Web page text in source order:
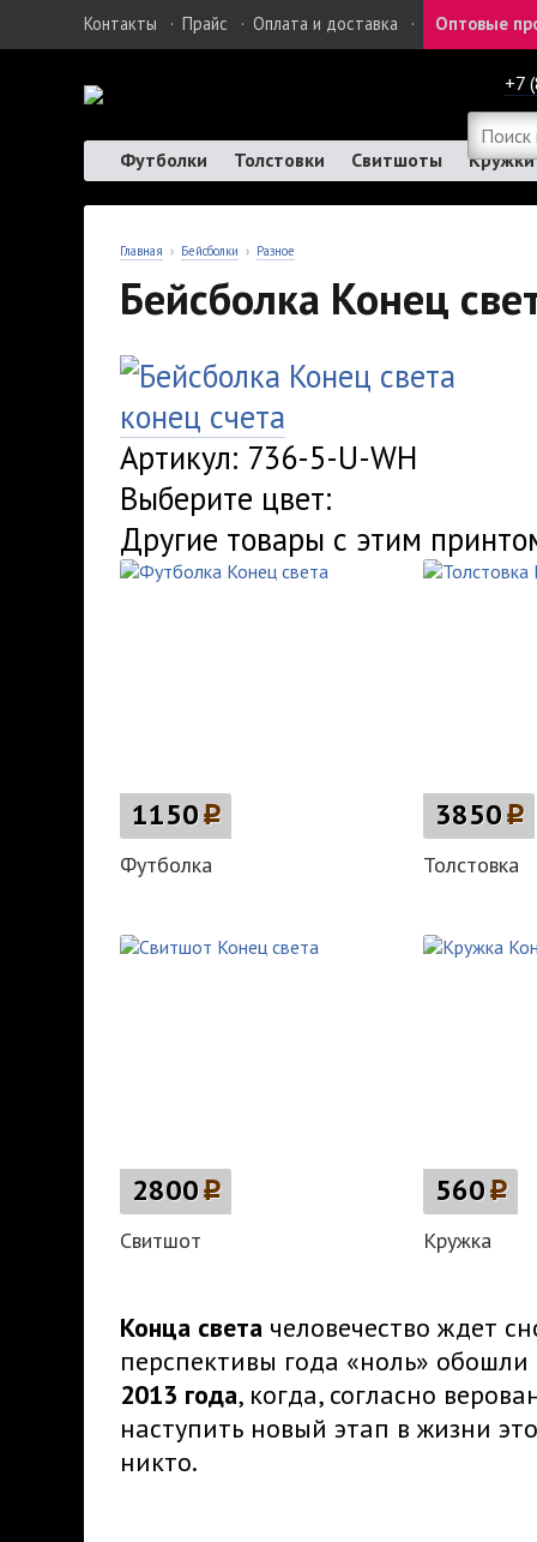
Контакты · Прайс · Оплата и доставка · Оптовые
+7
Футболки Толстовки Свитшоты Кружки
Главная › Бейсболки › Разное
Бейсболка Конец
конец счета
Артикул: 736-5-U-WH
Выберите цвет:
Другие товары с этим
1150p
Футболка
3850p
Толстовка
2800p
Свитшот
560p
Кружка
Конца света человечество ждет
перспективы года «ноль»
2013 года, когда, согласно
наступить новый этап в жизни
никто.